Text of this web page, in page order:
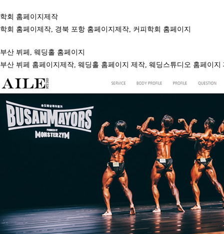
학회 홈페이지제작
학회 홈페이제작, 경북 포항 홈페이지제작, 커피학회 홈페이지
부산 뷔페, 웨딩홀 홈페이지
부산 뷔페 홈페이지제작, 웨딩홀 홈페이지 제작, 웨딩스튜디오 홈페이지